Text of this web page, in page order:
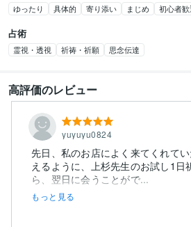
ゆったり 具体的 寄り添い まじめ 初心者歓
占術
霊視・透視 祈祷・祈願 思念伝達
高評価のレビュー
yuyuyu0824
先日、私のお店によく来てくれて
えるように、上杉先生のお試し1日
ら、翌日に会うことがで...
もっと見る